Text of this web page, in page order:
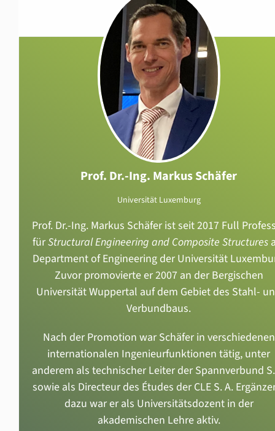
Prof. Dr.-Ing. Markus Schäfer
Universität Luxemburg
Prof. Dr.-Ing. Markus Schäfer ist seit 2017 Full
fürStructural Engineering and Composite Structures
Department of Engineering der Universität
Zuvor promovierte er 2007 an der Bergischen
Universität Wuppertal auf dem Gebiet des Stahl-
Verbundbaus.
Nach der Promotion war Schäfer in verschiedenen
internationalen Ingenieurfunktionen tätig, unter
anderem als technischer Leiter der Spannverbund
sowie als Directeur des Études der CLE S. A.
dazu war er als Universitätsdozent in der
akademischen Lehre aktiv.